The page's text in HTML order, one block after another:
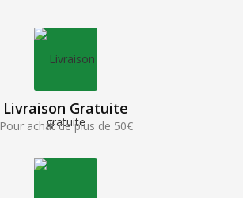
Livraison Gratuite
Pour achat de plus de 50€